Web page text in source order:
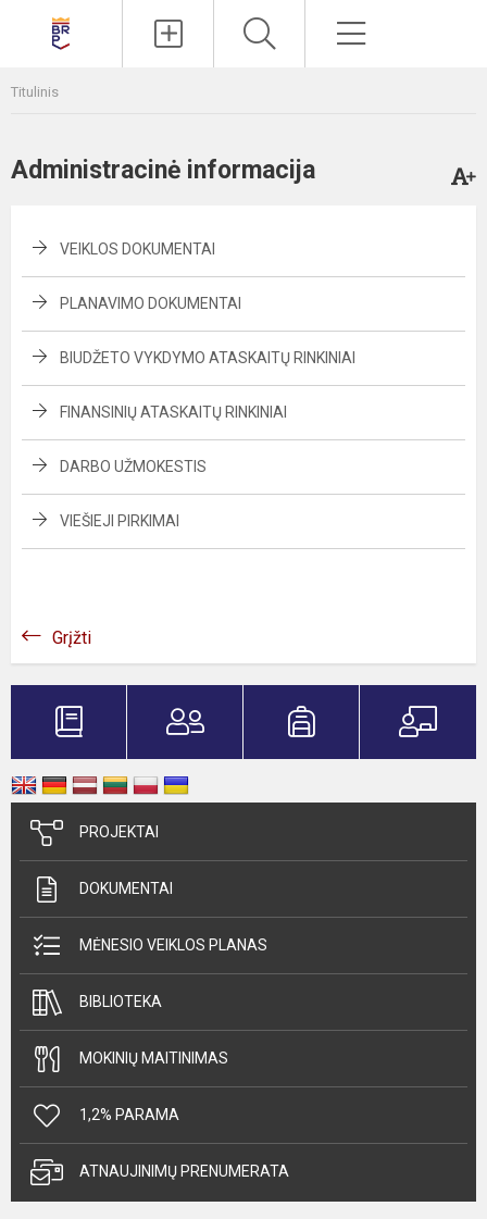
Titulinis
Administracinė informacija
VEIKLOS DOKUMENTAI
PLANAVIMO DOKUMENTAI
BIUDŽETO VYKDYMO ATASKAITŲ RINKINIAI
FINANSINIŲ ATASKAITŲ RINKINIAI
DARBO UŽMOKESTIS
VIEŠIEJI PIRKIMAI
Grįžti
PROJEKTAI
DOKUMENTAI
MĖNESIO VEIKLOS PLANAS
BIBLIOTEKA
MOKINIŲ MAITINIMAS
1,2% PARAMA
ATNAUJINIMŲ PRENUMERATA